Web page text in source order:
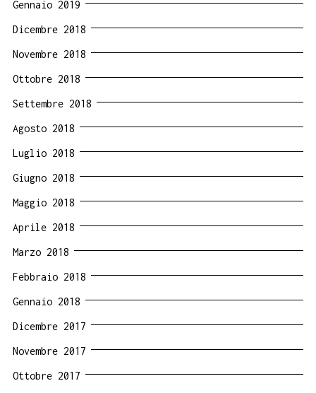
Gennaio 2019
Dicembre 2018
Novembre 2018
Ottobre 2018
Settembre 2018
Agosto 2018
Luglio 2018
Giugno 2018
Maggio 2018
Aprile 2018
Marzo 2018
Febbraio 2018
Gennaio 2018
Dicembre 2017
Novembre 2017
Ottobre 2017